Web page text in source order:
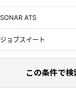
SONAR ATS
ジョブスイート
この条件で検